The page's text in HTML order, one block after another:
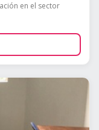
en el sector